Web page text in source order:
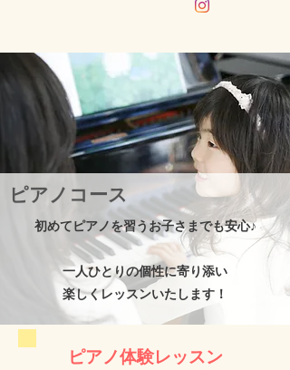
​ピアノコース
初めてピアノを習うお子さまでも安心♪
​一人ひとりの個性に寄り添い
楽しくレッスンいたします！
ピアノ体験レッスン